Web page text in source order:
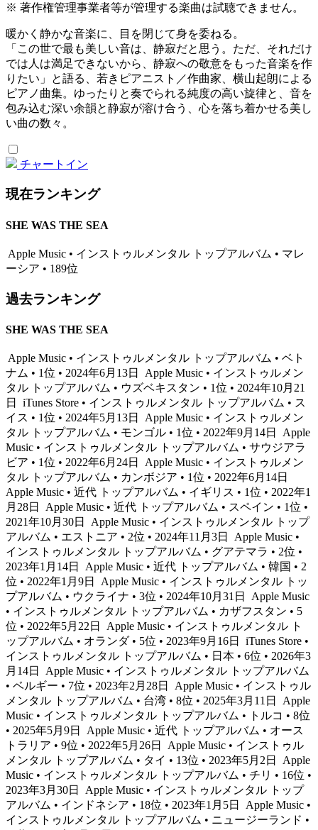
※ 著作権管理事業者等が管理する楽曲は試聴できません。
暖かく静かな音楽に、目を閉じて身を委ねる。
「この世で最も美しい音は、静寂だと思う。ただ、それだけ
では人は満足できないから、静寂への敬意をもった音楽を作
りたい」と語る、若きピアニスト／作曲家、横山起朗による
ピアノ曲集。ゆったりと奏でられる純度の高い旋律と、音を
包み込む深い余韻と静寂が溶け合う、心を落ち着かせる美し
い曲の数々。
チャートイン
現在ランキング
SHE WAS THE SEA
Apple Music • インストゥルメンタル トップアルバム • マレ
ーシア • 189位
過去ランキング
SHE WAS THE SEA
Apple Music • インストゥルメンタル トップアルバム • ベト
ナム • 1位 • 2024年6月13日
Apple Music • インストゥルメン
タル トップアルバム • ウズベキスタン • 1位 • 2024年10月21
日
iTunes Store • インストゥルメンタル トップアルバム • ス
イス • 1位 • 2024年5月13日
Apple Music • インストゥルメン
タル トップアルバム • モンゴル • 1位 • 2022年9月14日
Apple
Music • インストゥルメンタル トップアルバム • サウジアラ
ビア • 1位 • 2022年6月24日
Apple Music • インストゥルメン
タル トップアルバム • カンボジア • 1位 • 2022年6月14日
Apple Music • 近代 トップアルバム • イギリス • 1位 • 2022年1
月28日
Apple Music • 近代 トップアルバム • スペイン • 1位 •
2021年10月30日
Apple Music • インストゥルメンタル トップ
アルバム • エストニア • 2位 • 2024年11月3日
Apple Music •
インストゥルメンタル トップアルバム • グアテマラ • 2位 •
2023年1月14日
Apple Music • 近代 トップアルバム • 韓国 • 2
位 • 2022年1月9日
Apple Music • インストゥルメンタル トッ
プアルバム • ウクライナ • 3位 • 2024年10月31日
Apple Music
• インストゥルメンタル トップアルバム • カザフスタン • 5
位 • 2022年5月22日
Apple Music • インストゥルメンタル ト
ップアルバム • オランダ • 5位 • 2023年9月16日
iTunes Store •
インストゥルメンタル トップアルバム • 日本 • 6位 • 2026年3
月14日
Apple Music • インストゥルメンタル トップアルバム
• ベルギー • 7位 • 2023年2月28日
Apple Music • インストゥル
メンタル トップアルバム • 台湾 • 8位 • 2025年3月11日
Apple
Music • インストゥルメンタル トップアルバム • トルコ • 8位
• 2025年5月9日
Apple Music • 近代 トップアルバム • オース
トラリア • 9位 • 2022年5月26日
Apple Music • インストゥル
メンタル トップアルバム • タイ • 13位 • 2023年5月2日
Apple
Music • インストゥルメンタル トップアルバム • チリ • 16位 •
2023年3月30日
Apple Music • インストゥルメンタル トップ
アルバム • インドネシア • 18位 • 2023年1月5日
Apple Music •
インストゥルメンタル トップアルバム • ニュージーランド •